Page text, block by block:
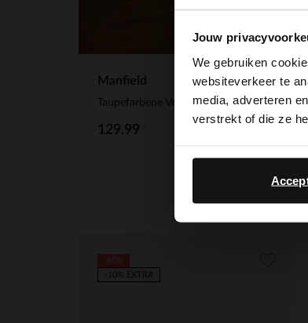
Jouw
We gebruiken
websiteverkeer te
media, adverteren
verstrekt of die ze
Manfield
Taupefarbene Veloursleder-Schnürschuhe
129.99
-10% EXTRA